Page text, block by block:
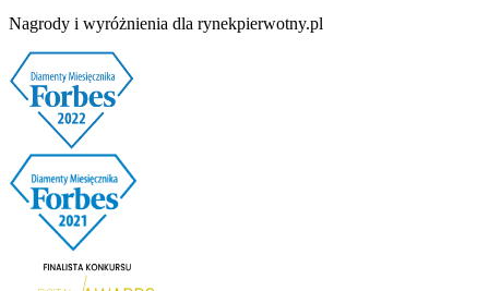
Nagrody i wyróżnienia dla rynekpierwotny.pl